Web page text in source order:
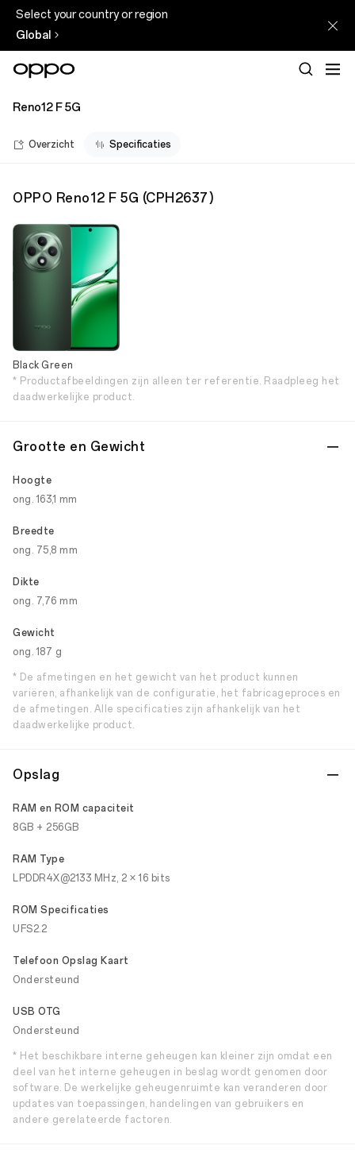
Select your country or region
Global
Reno12 F 5G
Overzicht Specificaties
OPPO Reno12 F 5G (CPH2637 )
Black Green
* Productafbeeldingen zijn alleen ter referentie. Raadpleeg het
daadwerkelijke product.
Grootte en Gewicht
Hoogte
ong. 163,1 mm
Breedte
ong. 75,8 mm
Dikte
ong. 7,76 mm
Gewicht
ong. 187 g
* De afmetingen en het gewicht van het product kunnen
variëren, afhankelijk van de configuratie, het fabricageproces en
de afmetingen. Alle specificaties zijn afhankelijk van het
daadwerkelijke product.
Opslag
RAM en ROM capaciteit
8GB + 256GB
RAM Type
LPDDR4X@2133 MHz, 2 × 16 bits
ROM Specificaties
UFS2.2
Telefoon Opslag Kaart
Ondersteund
USB OTG
Ondersteund
* Het beschikbare interne geheugen kan kleiner zijn omdat een
deel van het interne geheugen in beslag wordt genomen door
software. De werkelijke geheugenruimte kan veranderen door
updates van toepassingen, handelingen van gebruikers en
andere gerelateerde factoren.